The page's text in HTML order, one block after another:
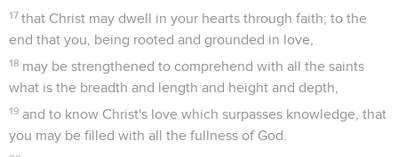
17 that Christ may dwell in your hearts through faith; to the
end that you, being rooted and grounded in love,
18 may be strengthened to comprehend with all the saints
what is the breadth and length and height and depth,
19 and to know Christ's love which surpasses knowledge, that
you may be filled with all the fullness of God.